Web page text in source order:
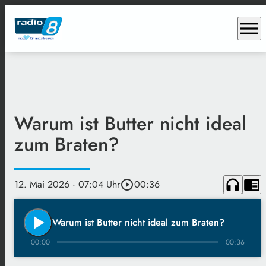
menu
Warum ist Butter nicht ideal
zum Braten?
12. Mai 2026 · 07:04 Uhrplay_circle_outline00:36 headphones chrome_reader_mode
play_arrow Warum ist Butter nicht ideal zum Braten?
00:00 00:36